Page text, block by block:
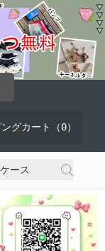
グカート（ 0）